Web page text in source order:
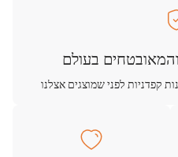
בעולם
קפדניות לפני שמוצגים אצלנו